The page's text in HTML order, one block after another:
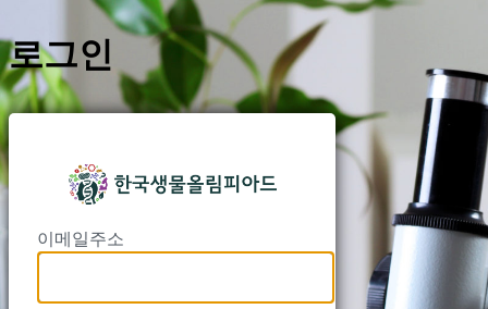
로그인
https://
이메일주소